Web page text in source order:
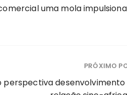
uma mola
PRÓXIMO
desenvolvimento